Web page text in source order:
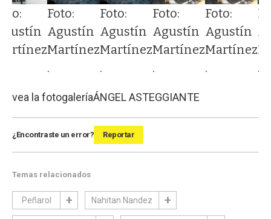
Foto:
Agustín
Martínez
.
Foto:
Agustín
Martínez
.
Foto:
Agustín
Martínez
.
Foto:
Agustín
Martínez
.
.
vea la fotogaleríaÁNGEL ASTEGGIANTE
¿Encontraste un error? Reportar
Temas relacionados
Peñarol Nahitan Nandez